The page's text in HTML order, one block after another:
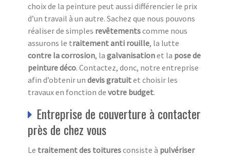
choix de la peinture peut aussi différencier le prix
d’un travail à un autre. Sachez que nous pouvons
réaliser de simples revêtementscomme nous
assurons le traitement anti rouille, la lutte
contre la corrosion, la galvanisationet la pose de
peinture déco. Contactez, donc, notre entreprise
afin d’obtenir un devisgratuitet choisir les
travaux en fonction de votre budget.
Entreprise de couverture à contacter
près de chez vous
Le traitement des toituresconsiste à pulvériser